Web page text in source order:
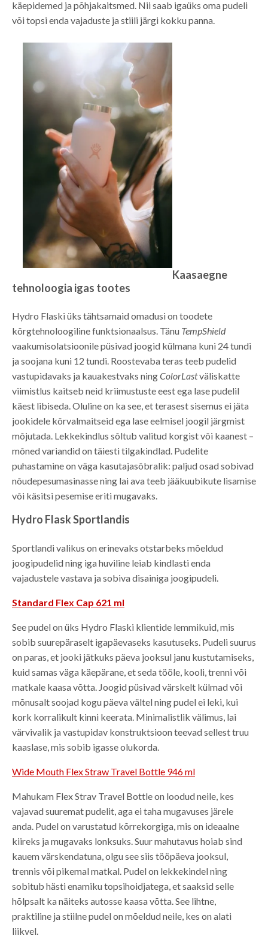
käepidemed ja põhjakaitsmed. Nii saab igaüks oma pudeli
või topsi enda vajaduste ja stiili järgi kokku panna.
Kaasaegne
tehnoloogia igas tootes
Hydro Flaski üks tähtsamaid omadusi on toodete
kõrgtehnoloogiline funktsionaalsus. Tänu TempShield
vaakumisolatsioonile püsivad joogid külmana kuni 24 tundi
ja soojana kuni 12 tundi. Roostevaba teras teeb pudelid
vastupidavaks ja kauakestvaks ningColorLastväliskatte
viimistlus kaitseb neid kriimustuste eest ega lase pudelil
käest libiseda. Oluline on ka see, et terasest sisemus ei jäta
jookidele kõrvalmaitseid ega lase eelmisel joogil järgmist
mõjutada. Lekkekindlus sõltub valitud korgist või kaanest –
mõned variandid on täiesti tilgakindlad. Pudelite
puhastamine on väga kasutajasõbralik: paljud osad sobivad
nõudepesumasinasse ning lai ava teeb jääkuubikute lisamise
või käsitsi pesemise eriti mugavaks.
Hydro Flask Sportlandis
Sportlandi valikus on erinevaks otstarbeks mõeldud
joogipudelid ning iga huviline leiab kindlasti enda
vajadustele vastava ja sobiva disainiga joogipudeli.
Standard Flex Cap 621 ml
See pudel on üks Hydro Flaski klientide lemmikuid, mis
sobib suurepäraselt igapäevaseks kasutuseks. Pudeli suurus
on paras, et jooki jätkuks päeva jooksul janu kustutamiseks,
kuid samas väga käepärane, et seda tööle, kooli, trenni või
matkale kaasa võtta. Joogid püsivad värskelt külmad või
mõnusalt soojad kogu päeva vältel ning pudel ei leki, kui
kork korralikult kinni keerata. Minimalistlik välimus, lai
värvivalik ja vastupidav konstruktsioon teevad sellest truu
kaaslase, mis sobib igasse olukorda.
Wide Mouth Flex Straw Travel Bottle 946 ml
Mahukam Flex Strav Travel Bottle on loodud neile, kes
vajavad suuremat pudelit, aga ei taha mugavuses järele
anda. Pudel on varustatud kõrrekorgiga, mis on ideaalne
kiireks ja mugavaks lonksuks. Suur mahutavus hoiab sind
kauem värskendatuna, olgu see siis tööpäeva jooksul,
trennis või pikemal matkal. Pudel on lekkekindel ning
sobitub hästi enamiku topsihoidjatega, et saaksid selle
hõlpsalt ka näiteks autosse kaasa võtta. See lihtne,
praktiline ja stiilne pudel on mõeldud neile, kes on alati
liikvel.